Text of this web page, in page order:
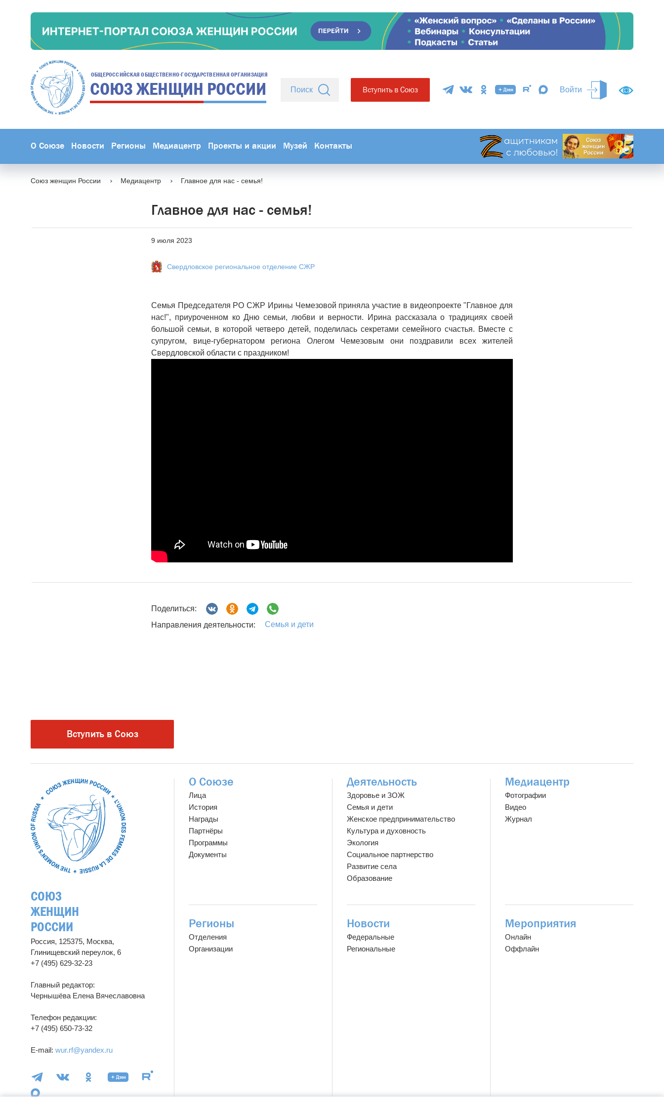
ОБЩЕРОССИЙСКАЯ ОБЩЕСТВЕННО-ГОСУДАРСТВЕННАЯ ОРГАНИЗАЦИЯ
СОЮЗ ЖЕНЩИН РОССИИ Вступить в Союз Войти
О Союзе Новости Регионы Медиацентр Проекты и акции Музей Контакты
Союз женщин России Медиацентр Главное для нас - семья!
Главное для нас - семья!
9 июля 2023
Свердловское региональное отделение СЖР
Семья Председателя РО СЖР Ирины Чемезовой приняла участие в видеопроекте "Главное для
нас!", приуроченном ко Дню семьи, любви и верности. Ирина рассказала о традициях своей
большой семьи, в которой четверо детей, поделилась секретами семейного счастья. Вместе с
супругом, вице-губернатором региона Олегом Чемезовым они поздравили всех жителей
Свердловской области с праздником!
Поделиться:
Направления деятельности:
Семья и дети
Вступить в Союз
О Союзе
Лица
История
Награды
Партнёры
Программы
Документы
Деятельность
Здоровье и ЗОЖ
Семья и дети
Женское предпринимательство
Культура и духовность
Экология
Социальное партнерство
Развитие села
Образование
Медиацентр
Фотографии
Видео
Журнал
Регионы
Отделения
Организации
Новости
Федеральные
Региональные
Мероприятия
Онлайн
Оффлайн
СОЮЗ
ЖЕНЩИН
РОССИИ
Россия, 125375, Москва,
Глинищевский переулок, 6
+7 (495) 629-32-23
Главный редактор:
Чернышёва Елена Вячеславовна
Телефон редакции:
+7 (495) 650-73-32
E-mail: wur.rf@yandex.ru